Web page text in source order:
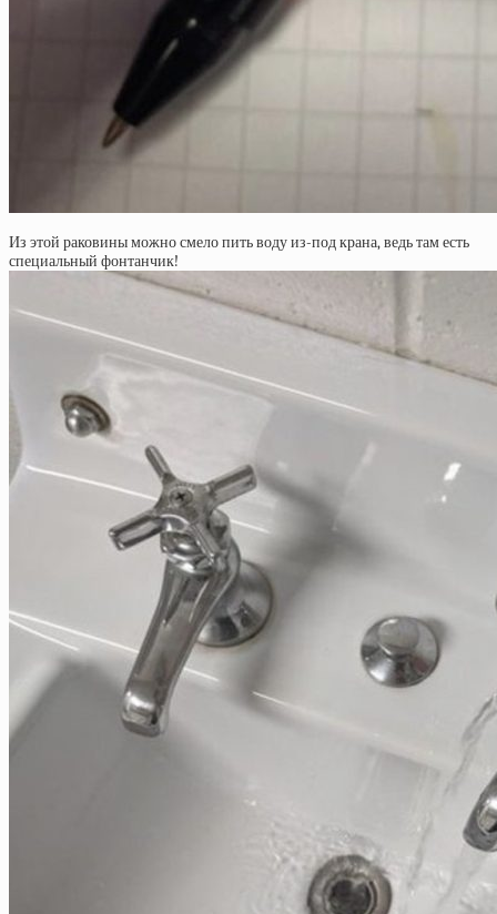
Из этой раковины можно смело пить воду из-под крана, ведь там есть
специальный фонтанчик!